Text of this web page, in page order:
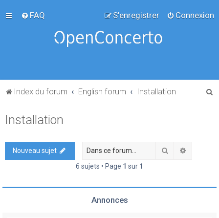
FAQ Connexion
S’enregistrer
Index du forum English forum Installation
h
Installation
Nouveau sujet Rechercher
6 sujets • Page 1 sur 1
Annonces